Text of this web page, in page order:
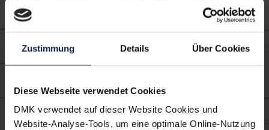
Zustimmung Details Über Cookies
Diese Webseite verwendet Cookies
DMK verwendet auf dieser Website Cookies und
Website-Analyse-Tools, um eine optimale Online-Nutzung
Gewinnspielen, Aktionen und leckeren Rezepten per E-
Mail. Einfach kostenlos abonnieren und wir sorgen
jeden Monat für ein bisschen Strandbude in deinem
Postfach.